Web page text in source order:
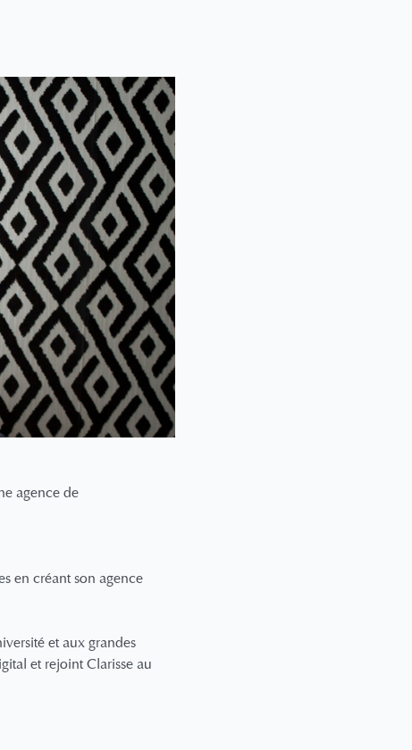
agence de
en créant son agence
et aux grandes
et rejoint Clarisse au